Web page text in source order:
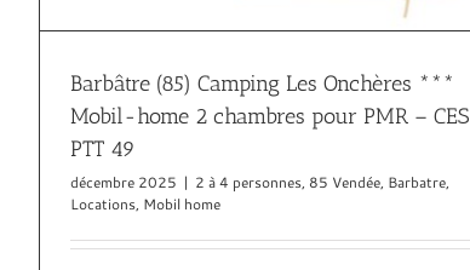
Barbâtre (85) Camping Les Onchères ***
Mobil-home 2 chambres pour PMR – CES
PTT 49
décembre 2025 | 2 à 4 personnes, 85 Vendée, Barbatre,
Locations, Mobil home